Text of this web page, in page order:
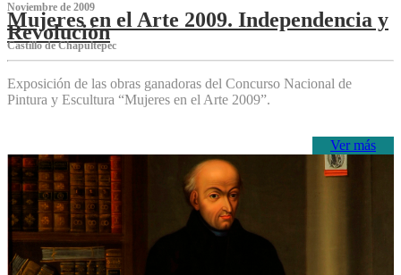
Noviembre de 2009
Mujeres en el Arte 2009. Independencia y
Revolución
Castillo de Chapultepec
Exposición de las obras ganadoras del Concurso Nacional de
Pintura y Escultura “Mujeres en el Arte 2009”.
Ver más